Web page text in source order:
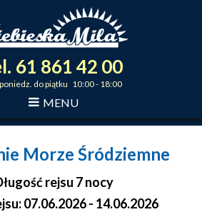
61 861 42 00
do piątku 10:00 - 18:00
MENU
Morze Śródziemne
rejsu 7 nocy
07.06.2026 - 14.06.2026